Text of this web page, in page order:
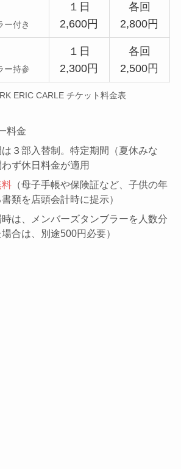
ー付き
１日
2,600円
各回
2,800円
ー持参
１日
2,300円
各回
2,500円
ERIC CARLE チケット料金表
料金
３部入替制。特定期間（夏休みな
ず休日料金が適用
料 （母子手帳や保険証など、子供の年
類を店頭会計時に提示）
時は、メンバーズタンブラーを人数分
合は、別途500円必要）